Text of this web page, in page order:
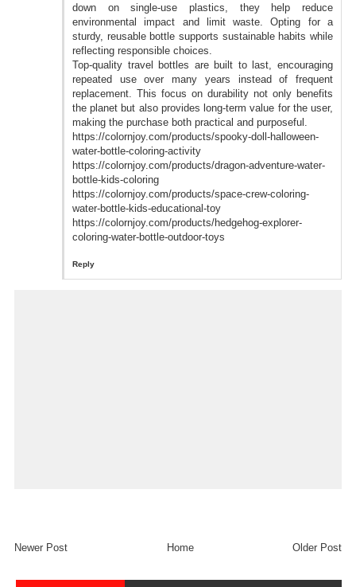
down on single-use plastics, they help reduce
environmental impact and limit waste. Opting for a
sturdy, reusable bottle supports sustainable habits while
reflecting responsible choices.
Top-quality travel bottles are built to last, encouraging
repeated use over many years instead of frequent
replacement. This focus on durability not only benefits
the planet but also provides long-term value for the user,
making the purchase both practical and purposeful.
https://colornjoy.com/products/spooky-doll-halloween-
water-bottle-coloring-activity
https://colornjoy.com/products/dragon-adventure-water-
bottle-kids-coloring
https://colornjoy.com/products/space-crew-coloring-
water-bottle-kids-educational-toy
https://colornjoy.com/products/hedgehog-explorer-
coloring-water-bottle-outdoor-toys
Reply
Newer Post Older Post
Home